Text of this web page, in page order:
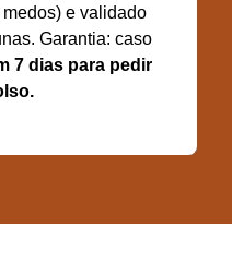
e validado
Garantia: caso
7 dias para pedir